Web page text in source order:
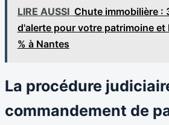
LIRE AUSSI Chute immobilière :
d'alerte pour votre patrimoine
% à Nantes
La procédure
commandement de